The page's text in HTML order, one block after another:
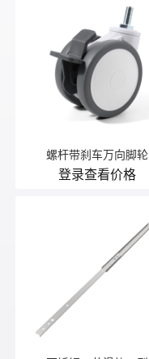
螺杆带刹车万向脚轮
登录查看价格